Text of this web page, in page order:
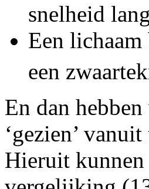
snelheid
Een
een
En dan
‘gezien’
Hieruit kunnen